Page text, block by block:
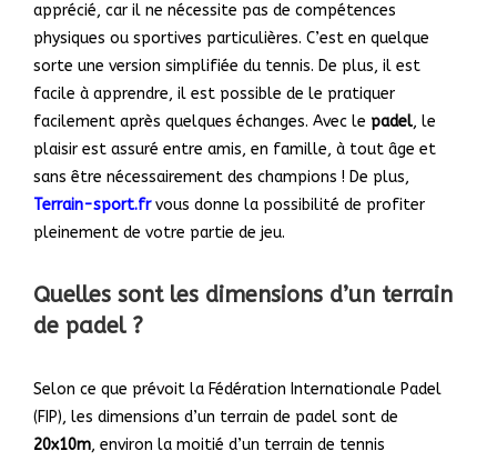
apprécié, car il ne nécessite pas de compétences
physiques ou sportives particulières. C’est en quelque
sorte une version simplifiée du tennis. De plus, il est
facile à apprendre, il est possible de le pratiquer
facilement après quelques échanges. Avec le padel, le
plaisir est assuré entre amis, en famille, à tout âge et
sans être nécessairement des champions ! De plus,
Terrain-sport.frvous donne la possibilité de profiter
pleinement de votre partie de jeu.
Quelles sont les dimensions d’un terrain
de padel ?
Selon ce que prévoit la Fédération Internationale Padel
(FIP), les dimensions d’un terrain de padel sont de
20x10m, environ la moitié d’un terrain de tennis